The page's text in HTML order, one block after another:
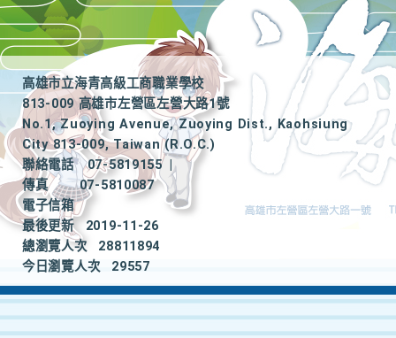
高雄市立海青高級工商職業學校
813-009 高雄市左營區左營大路1號
No.1, Zuoying Avenue, Zuoying Dist., Kaohsiung
City 813-009, Taiwan (R.O.C.)
聯絡電話
07-5819155
|
傳真
07-5810087
電子信箱
最後更新
2019-11-26
總瀏覽人次
28811894
今日瀏覽人次
29557